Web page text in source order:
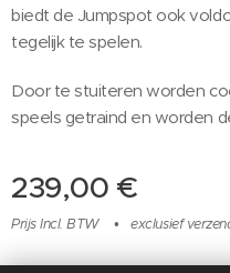
biedt de Jumpspot ook
tegelijk te spelen.
Door te stuiteren worden
speels getraind en worden
239,00 €
Prijs Incl. BTW exclusief